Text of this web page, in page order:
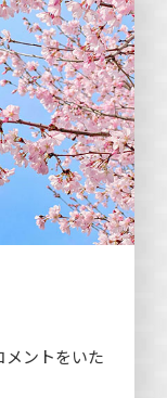
メントをいた